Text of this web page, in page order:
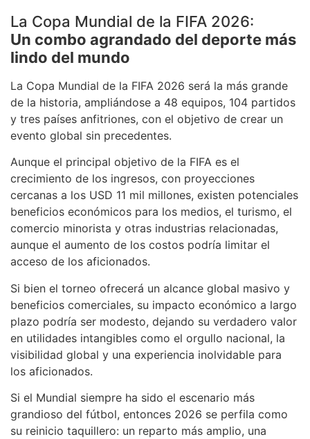
La Copa Mundial de la FIFA 2026:
Un combo agrandado del deporte más
lindo del mundo
La Copa Mundial de la FIFA 2026 será la más grande
de la historia, ampliándose a 48 equipos, 104 partidos
y tres países anfitriones, con el objetivo de crear un
evento global sin precedentes.
Aunque el principal objetivo de la FIFA es el
crecimiento de los ingresos, con proyecciones
cercanas a los USD 11 mil millones, existen potenciales
beneficios económicos para los medios, el turismo, el
comercio minorista y otras industrias relacionadas,
aunque el aumento de los costos podría limitar el
acceso de los aficionados.
Si bien el torneo ofrecerá un alcance global masivo y
beneficios comerciales, su impacto económico a largo
plazo podría ser modesto, dejando su verdadero valor
en utilidades intangibles como el orgullo nacional, la
visibilidad global y una experiencia inolvidable para
los aficionados.
Si el Mundial siempre ha sido el escenario más
grandioso del fútbol, entonces 2026 se perfila como
su reinicio taquillero: un reparto más amplio, una